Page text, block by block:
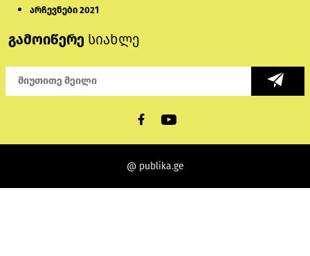
არჩევნები 2021
გამოიწერე სიახლე
@ publika.ge